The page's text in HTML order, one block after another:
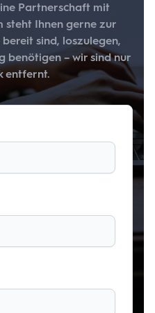
Partnerschaft mit
steht Ihnen gerne zur
sind, loszulegen,
benötigen – wir sind nur
entfernt.